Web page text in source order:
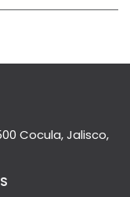
Cocula, Jalisco,